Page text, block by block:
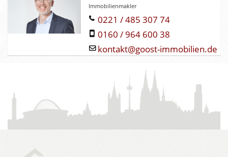
Immobilienmakler
0221 / 485 307 74
0160 / 964 600 38
kontakt@goost-immobilien.de